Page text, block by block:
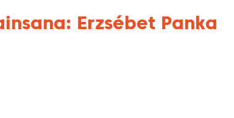
Erzsébet Panka